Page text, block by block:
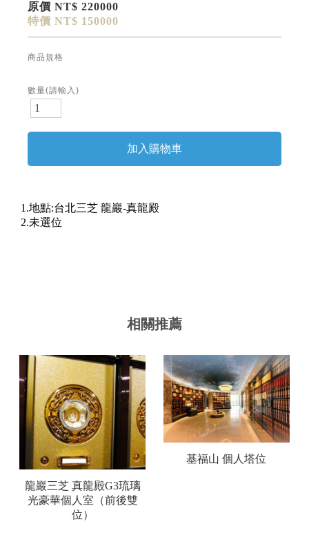
原價 NT$ 220000
特價 NT$ 150000
商品規格
數量(請輸入)
1.地點:台北三芝 龍巖-真龍殿
2.未選位
龍巖三芝 真龍殿G3琉璃
光豪華個人室（前後雙
位）
基福山 個人塔位